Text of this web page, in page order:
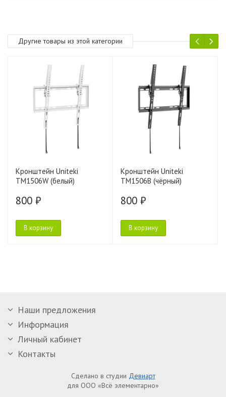
Другие товары из этой категории
Кронштейн Uniteki
TM1506W (белый)
800 ₽
В корзину
Кронштейн Uniteki
TM1506B (чёрный)
800 ₽
В корзину
Наши предложения
Информация
Личный кабинет
Контакты
Сделано в студии Девиарт
для ООО «Всё элементарно»